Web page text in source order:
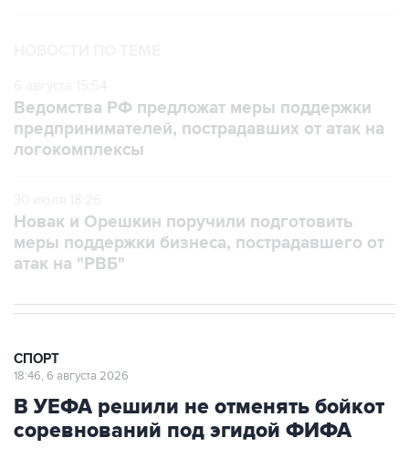
Ведомства РФ предложат меры поддержки
предпринимателей, пострадавших от атак на
логокомплексы
Новак и Орешкин поручили подготовить
меры поддержки бизнеса, пострадавшего от
атак на "РВБ"
СПОРТ
18:46, 6 августа 2026
В УЕФА решили не отменять бойкот
соревнований под эгидой ФИФА